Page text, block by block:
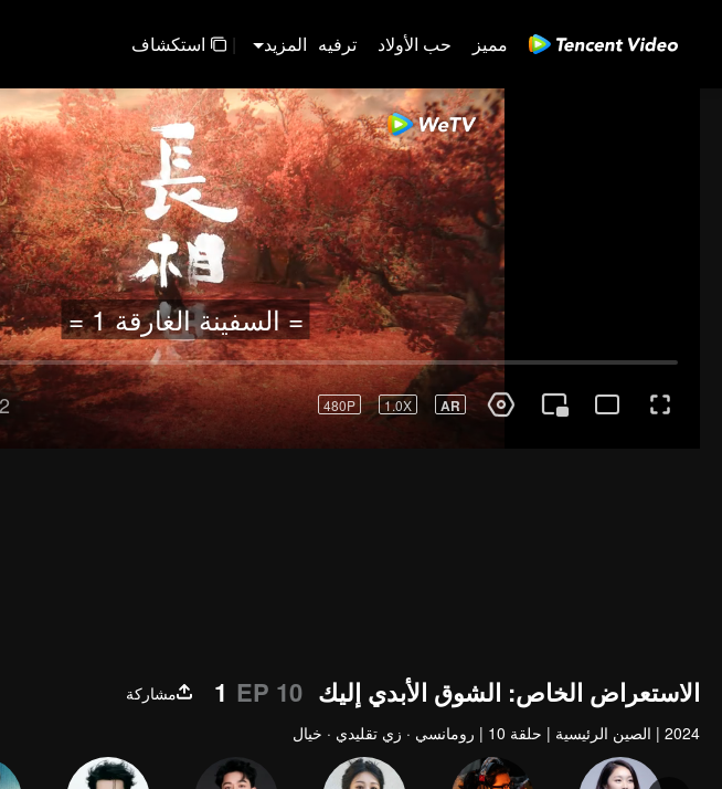
مميز حب الأولاد ترفيه المزيد | استكشاف
الاستعراض الخاص: الشوق الأبدي إليك 1 EP 10
مشاركة
2024
| الصين الرئيسية | حلقة 10 | رومانسي · زي تقليدي · خيال